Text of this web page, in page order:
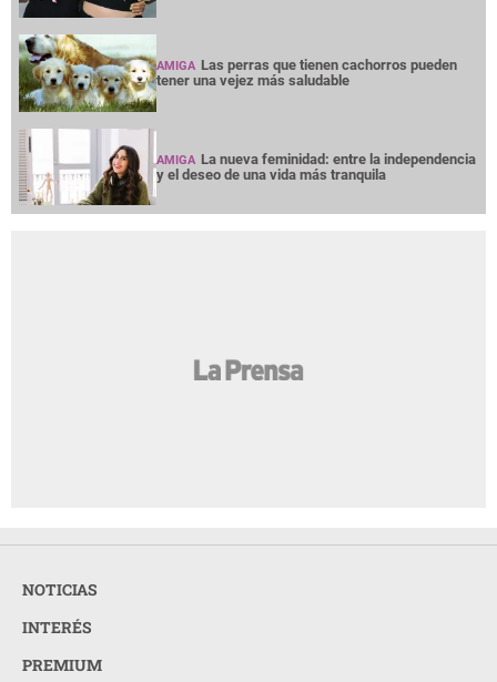
AMIGA Las perras que tienen cachorros pueden
tener una vejez más saludable
AMIGA La nueva feminidad: entre la independencia
y el deseo de una vida más tranquila
NOTICIAS
INTERÉS
PREMIUM